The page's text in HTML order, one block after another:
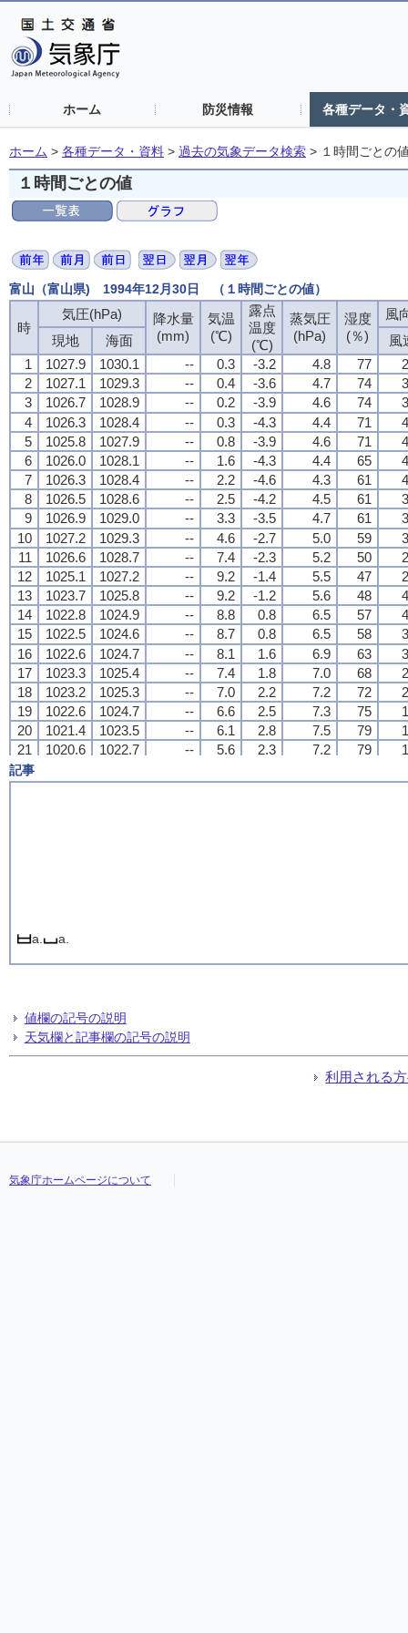
ホーム 防災情報 各種データ・
ホーム > 各種データ・資料 > 過去の気象データ検索 > １時間ごとの
１時間ごとの値
富山（富山県) 1994年12月30日 （１時間ごとの値）
時
気圧(hPa)
降水量
(mm)
気温
(℃)
露点
温度
(℃)
蒸気圧
(hPa)
湿度
(％)
風
現地
海面
風
1
1027.9 1030.1 -- 0.3 -3.2 4.8 77
2
1027.1 1029.3 -- 0.4 -3.6 4.7 74
3
1026.7 1028.9 -- 0.2 -3.9 4.6 74
4
1026.3 1028.4 -- 0.3 -4.3 4.4 71
5
1025.8 1027.9 -- 0.8 -3.9 4.6 71
6
1026.0 1028.1 -- 1.6 -4.3 4.4 65
7
1026.3 1028.4 -- 2.2 -4.6 4.3 61
8
1026.5 1028.6 -- 2.5 -4.2 4.5 61
9
1026.9 1029.0 -- 3.3 -3.5 4.7 61
10
1027.2 1029.3 -- 4.6 -2.7 5.0 59
11
1026.6 1028.7 -- 7.4 -2.3 5.2 50
12
1025.1 1027.2 -- 9.2 -1.4 5.5 47
13
1023.7 1025.8 -- 9.2 -1.2 5.6 48
14
1022.8 1024.9 -- 8.8 0.8 6.5 57
15
1022.5 1024.6 -- 8.7 0.8 6.5 58
16
1022.6 1024.7 -- 8.1 1.6 6.9 63
17
1023.3 1025.4 -- 7.4 1.8 7.0 68
18
1023.2 1025.3 -- 7.0 2.2 7.2 72
19
1022.6 1024.7 -- 6.6 2.5 7.3 75
20
1021.4 1023.5 -- 6.1 2.8 7.5 79
21
1020.6 1022.7 -- 5.6 2.3 7.2 79
22
時
気圧(hPa)
降水量
(mm)
気温
(℃)
露点
温度
(℃)
蒸気圧
(hPa)
湿度
(％)
風
現地
海面
風
1
1027.9 1030.1 -- 0.3 -3.2 4.8 77
2
1027.1 1029.3 -- 0.4 -3.6 4.7 74
3
1026.7 1028.9 -- 0.2 -3.9 4.6 74
4
1026.3 1028.4 -- 0.3 -4.3 4.4 71
5
1025.8 1027.9 -- 0.8 -3.9 4.6 71
6
1026.0 1028.1 -- 1.6 -4.3 4.4 65
7
1026.3 1028.4 -- 2.2 -4.6 4.3 61
8
1026.5 1028.6 -- 2.5 -4.2 4.5 61
9
1026.9 1029.0 -- 3.3 -3.5 4.7 61
10
1027.2 1029.3 -- 4.6 -2.7 5.0 59
11
1026.6 1028.7 -- 7.4 -2.3 5.2 50
12
1025.1 1027.2 -- 9.2 -1.4 5.5 47
13
1023.7 1025.8 -- 9.2 -1.2 5.6 48
14
1022.8 1024.9 -- 8.8 0.8 6.5 57
15
1022.5 1024.6 -- 8.7 0.8 6.5 58
16
1022.6 1024.7 -- 8.1 1.6 6.9 63
17
1023.3 1025.4 -- 7.4 1.8 7.0 68
18
1023.2 1025.3 -- 7.0 2.2 7.2 72
19
1022.6 1024.7 -- 6.6 2.5 7.3 75
20
1021.4 1023.5 -- 6.1 2.8 7.5 79
21
1020.6 1022.7 -- 5.6 2.3 7.2 79
22
時
気圧(hPa)
降水量
(mm)
気温
(℃)
露点
温度
(℃)
蒸気圧
(hPa)
湿度
(％)
風
現地
海面
風
1
1027.9 1030.1 -- 0.3 -3.2 4.8 77
2
1027.1 1029.3 -- 0.4 -3.6 4.7 74
3
1026.7 1028.9 -- 0.2 -3.9 4.6 74
4
1026.3 1028.4 -- 0.3 -4.3 4.4 71
5
1025.8 1027.9 -- 0.8 -3.9 4.6 71
6
1026.0 1028.1 -- 1.6 -4.3 4.4 65
7
1026.3 1028.4 -- 2.2 -4.6 4.3 61
8
1026.5 1028.6 -- 2.5 -4.2 4.5 61
9
1026.9 1029.0 -- 3.3 -3.5 4.7 61
10
1027.2 1029.3 -- 4.6 -2.7 5.0 59
11
1026.6 1028.7 -- 7.4 -2.3 5.2 50
12
1025.1 1027.2 -- 9.2 -1.4 5.5 47
13
1023.7 1025.8 -- 9.2 -1.2 5.6 48
14
1022.8 1024.9 -- 8.8 0.8 6.5 57
15
1022.5 1024.6 -- 8.7 0.8 6.5 58
16
1022.6 1024.7 -- 8.1 1.6 6.9 63
17
1023.3 1025.4 -- 7.4 1.8 7.0 68
18
1023.2 1025.3 -- 7.0 2.2 7.2 72
19
1022.6 1024.7 -- 6.6 2.5 7.3 75
20
1021.4 1023.5 -- 6.1 2.8 7.5 79
21
1020.6 1022.7 -- 5.6 2.3 7.2 79
22
時
気圧(hPa)
降水量
(mm)
気温
(℃)
露点
温度
(℃)
蒸気圧
(hPa)
湿度
(％)
風
現地
海面
風
1
1027.9 1030.1 -- 0.3 -3.2 4.8 77
2
1027.1 1029.3 -- 0.4 -3.6 4.7 74
3
1026.7 1028.9 -- 0.2 -3.9 4.6 74
4
1026.3 1028.4 -- 0.3 -4.3 4.4 71
5
1025.8 1027.9 -- 0.8 -3.9 4.6 71
6
1026.0 1028.1 -- 1.6 -4.3 4.4 65
7
1026.3 1028.4 -- 2.2 -4.6 4.3 61
8
1026.5 1028.6 -- 2.5 -4.2 4.5 61
9
1026.9 1029.0 -- 3.3 -3.5 4.7 61
10
1027.2 1029.3 -- 4.6 -2.7 5.0 59
11
1026.6 1028.7 -- 7.4 -2.3 5.2 50
12
1025.1 1027.2 -- 9.2 -1.4 5.5 47
13
1023.7 1025.8 -- 9.2 -1.2 5.6 48
14
1022.8 1024.9 -- 8.8 0.8 6.5 57
15
1022.5 1024.6 -- 8.7 0.8 6.5 58
16
1022.6 1024.7 -- 8.1 1.6 6.9 63
17
1023.3 1025.4 -- 7.4 1.8 7.0 68
18
1023.2 1025.3 -- 7.0 2.2 7.2 72
19
1022.6 1024.7 -- 6.6 2.5 7.3 75
20
1021.4 1023.5 -- 6.1 2.8 7.5 79
21
1020.6 1022.7 -- 5.6 2.3 7.2 79
22
記事
a. a.
値欄の記号の説明
天気欄と記事欄の記号の説明
利用される
気象庁ホームページについて